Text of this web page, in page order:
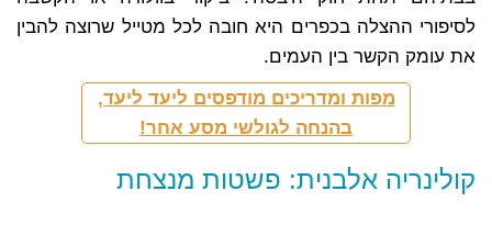
לסיפורי ההצלה בכפרים היא חובה לכל מטייל שרוצה להבין
את עומק הקשר בין העמים.
מפות ומדריכים מודפסים ליעד ליעד,
בהנחה לגולשי מסע אחר!
קולינריה אלבנית: פשטות מנצחת